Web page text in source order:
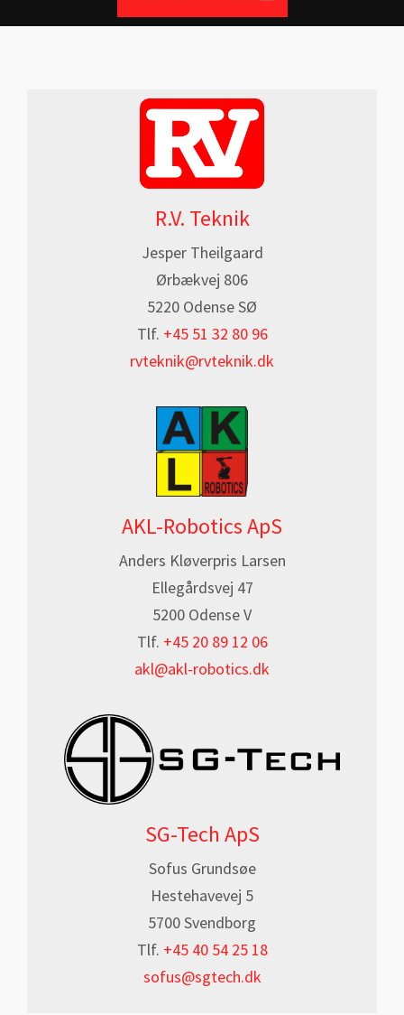
BILLEDER
R.V. Teknik
Jesper Theilgaard
Ørbækvej 806
5220 Odense SØ
Tlf. +45 51 32 80 96
rvteknik@rvteknik.dk
AKL-Robotics ApS
Anders Kløverpris Larsen
Ellegårdsvej 47
5200 Odense V
Tlf. +45 20 89 12 06
akl@akl-robotics.dk
SG-Tech ApS
Sofus Grundsøe
Hestehavevej 5
5700 Svendborg
Tlf. +45 40 54 25 18
sofus@sgtech.dk